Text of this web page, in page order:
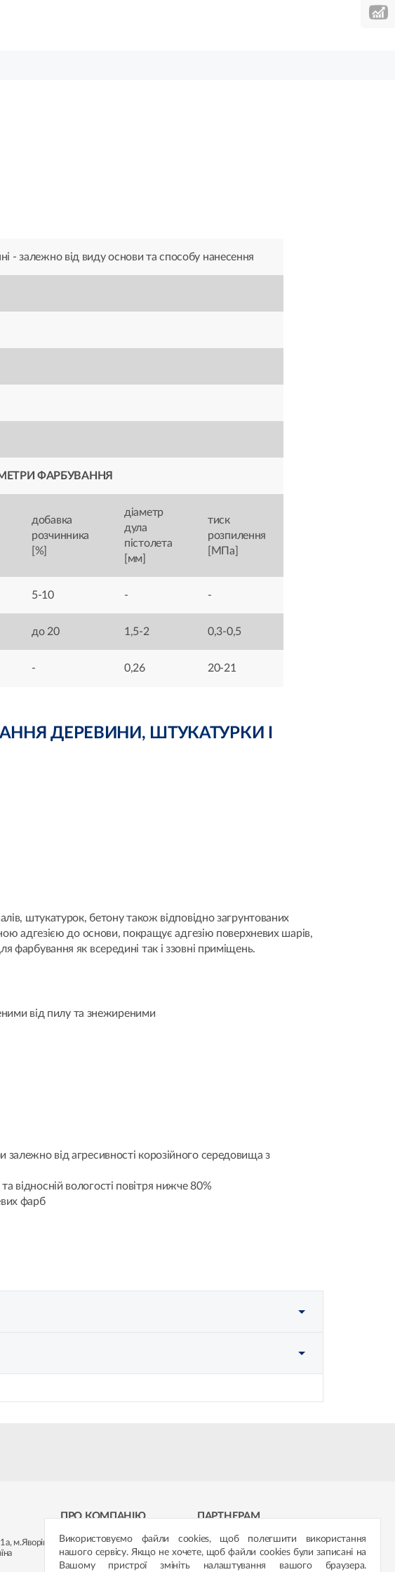
- залежно від виду основи та способу нанесення
ФАРБУВАННЯ
добавка
розчинника
[%]
діаметр
дула
пістолета
[мм]
тиск
розпилення
[МПа]
5-10 - -
до 20 1,5-2 0,3-0,5
- 0,26 20-21
ДЕРЕВИНИ, ШТУКАТУРКИ І
штукатурок, бетону також відповідно загрунтованих
адгезією до основи, покращує адгезію поверхневих шарів,
як всередині так і ззовні приміщень.
від пилу та знежиреними
від агресивності корозійного середовища з
відносній вологості повітря нижче 80%
фарб
, м.Яворів,
ПРО КОМПАНІЮ
Корпораційний сервіс
Інвестиційна група
ПАРТНЕРАМ
Мережа магазинів «ŚNIEŻKA»
Навчально-практичні центри
Використовуємо файли cookies, щоб полегшити використання
нашого сервісу. Якщо не хочете, щоб файли cookies були записані на
Вашому пристрої змініть налаштування вашого браузера.